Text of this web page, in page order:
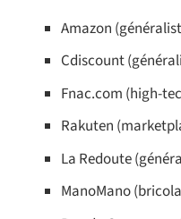
Amazon
Cdiscount
Fnac.com (high-
Rakuten
La Redoute
ManoMano